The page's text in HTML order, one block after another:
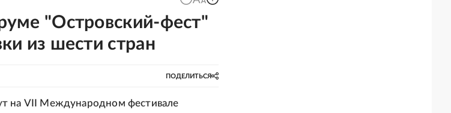
"Островский-фест"
из шести стран
ПОДЕЛИТЬСЯ
на VII Международном фестивале